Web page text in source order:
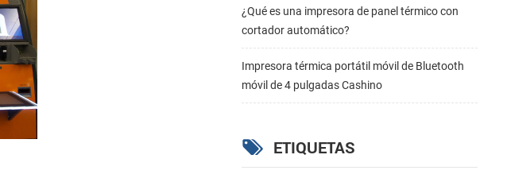
¿Qué es una impresora de panel térmico con
cortador automático?
Impresora térmica portátil móvil de Bluetooth
móvil de 4 pulgadas Cashino
ETIQUETAS